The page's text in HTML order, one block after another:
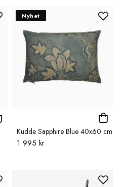
Nyhet
Kudde Sapphire Blue 40x60 cm
1 995 kr